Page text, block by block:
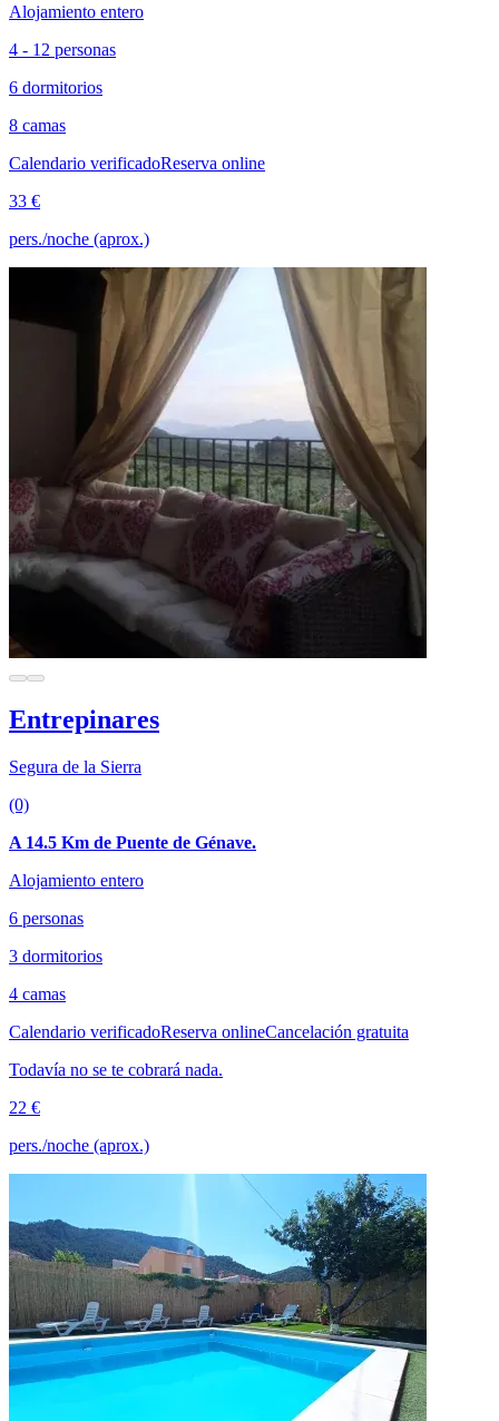
Alojamiento entero
4 - 12 personas
6 dormitorios
8 camas
Calendario verificadoReserva online
33 €
pers./noche (aprox.)
Entrepinares
Segura de la Sierra
(0)
A 14.5 Km de Puente de Génave.
Alojamiento entero
6 personas
3 dormitorios
4 camas
Calendario verificadoReserva onlineCancelación gratuita
Todavía no se te cobrará nada.
22 €
pers./noche (aprox.)